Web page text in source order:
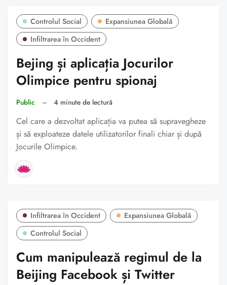
Controlul Social
Expansiunea Globală
Infiltrarea în Occident
Bejing și aplicația Jocurilor
Olimpice pentru spionaj
Public – 4 minute de lectură
Cel care a dezvoltat aplicația va putea să supravegheze
și să exploateze datele utilizatorilor finali chiar și după
Jocurile Olimpice.
Infiltrarea în Occident
Expansiunea Globală
Controlul Social
Cum manipulează regimul de la
Beijing Facebook și Twitter